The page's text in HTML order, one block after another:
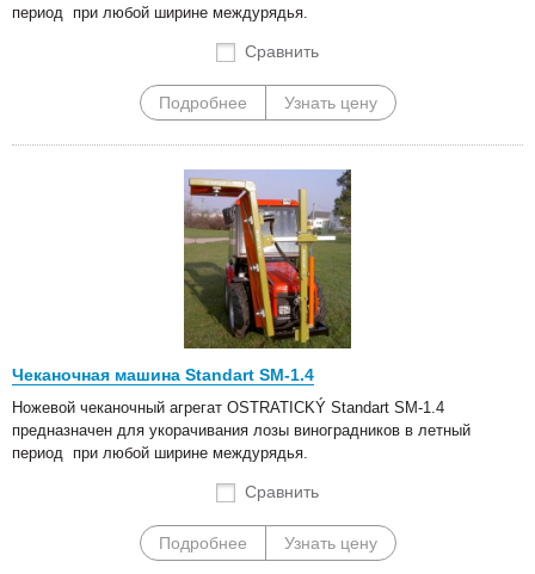
период при любой ширине междурядья.
Сравнить
Подробнее Узнать цену
Чеканочная машина Standart SM-1.4
Ножевой чеканочный агрегат OSTRATICKÝ Standart SM-1.4
предназначен для укорачивания лозы виноградников в летный
период при любой ширине междурядья.
Сравнить
Подробнее Узнать цену